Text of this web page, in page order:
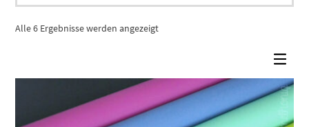
Alle 6 Ergebnisse werden angezeigtNach